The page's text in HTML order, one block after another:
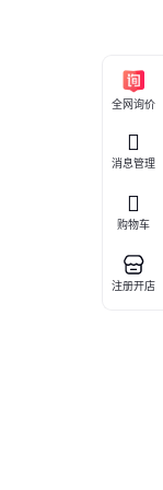
全网询价
消息管理
购物车
注册开店